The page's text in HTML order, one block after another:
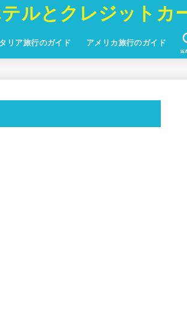
ルとクレジットカ
リア旅行のガイド アメリカ旅行のガイド